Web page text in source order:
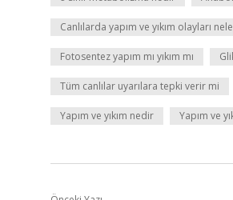
Canlılarda yapım ve yıkım olayları
Fotosentez yapım mı yıkım mı
Tüm canlılar uyarılara tepki verir mi
Yapım ve yıkım nedir Yapım ve